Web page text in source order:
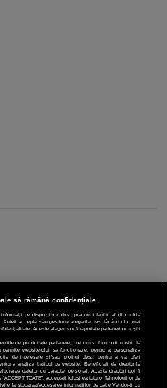
să rămână confidențiale
pe dispozitivul dvs., precum identificatorii cookie
Puteți accepta sau gestiona alegerile dvs. făcând clic mai
Aceste alegeri vor fi raportate partenerilor noștri
de publicitate partenere, precum si furnizorii nostri de
website-ului sa functioneze, pentru a personaliza
de interesele si/sau profilul dvs., pentru a va oferi
a analiza traficul pe website. Beneficiati de drepturile
datelor cu caracter personal. Aceste drepturi pot fi
“ACCEPT TOATE”, acceptati folosirea tuturor Tehnologiilor de
la stocarea/accesarea informatiilor de catre Vendor-ii cu